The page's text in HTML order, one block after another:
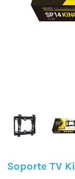
Soporte TV